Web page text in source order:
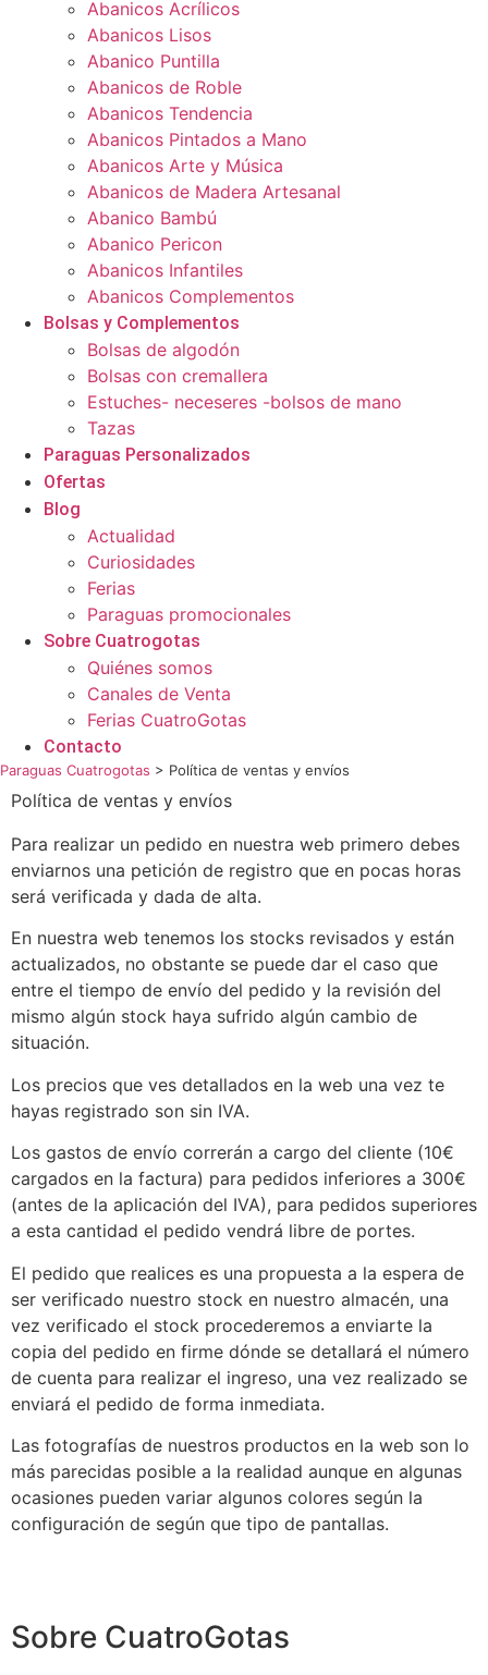
Abanicos Acrílicos
Abanicos Lisos
Abanico Puntilla
Abanicos de Roble
Abanicos Tendencia
Abanicos Pintados a Mano
Abanicos Arte y Música
Abanicos de Madera Artesanal
Abanico Bambú
Abanico Pericon
Abanicos Infantiles
Abanicos Complementos
Bolsas y Complementos
Bolsas de algodón
Bolsas con cremallera
Estuches- neceseres -bolsos de mano
Tazas
Paraguas Personalizados
Ofertas
Blog
Actualidad
Curiosidades
Ferias
Paraguas promocionales
Sobre Cuatrogotas
Quiénes somos
Canales de Venta
Ferias CuatroGotas
Contacto
Paraguas Cuatrogotas > Política de ventas y envíos
Política de ventas y envíos
Para realizar un pedido en nuestra web primero debes
enviarnos una petición de registro que en pocas horas
será verificada y dada de alta.
En nuestra web tenemos los stocks revisados y están
actualizados, no obstante se puede dar el caso que
entre el tiempo de envío del pedido y la revisión del
mismo algún stock haya sufrido algún cambio de
situación.
Los precios que ves detallados en la web una vez te
hayas registrado son sin IVA.
Los gastos de envío correrán a cargo del cliente (10€
cargados en la factura) para pedidos inferiores a 300€
(antes de la aplicación del IVA), para pedidos superiores
a esta cantidad el pedido vendrá libre de portes.
El pedido que realices es una propuesta a la espera de
ser verificado nuestro stock en nuestro almacén, una
vez verificado el stock procederemos a enviarte la
copia del pedido en firme dónde se detallará el número
de cuenta para realizar el ingreso, una vez realizado se
enviará el pedido de forma inmediata.
Las fotografías de nuestros productos en la web son lo
más parecidas posible a la realidad aunque en algunas
ocasiones pueden variar algunos colores según la
configuración de según que tipo de pantallas.
Sobre CuatroGotas